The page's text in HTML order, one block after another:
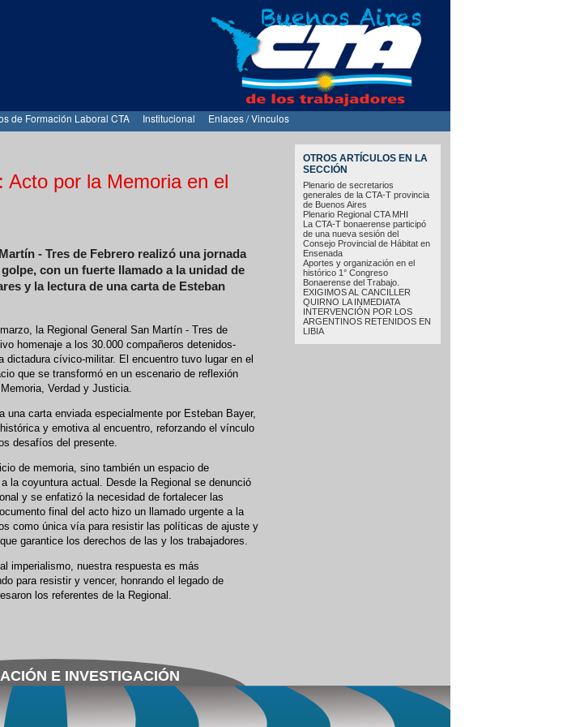
de Formación Laboral CTA Institucional Enlaces / Vinculos
OTROS ARTÍCULOS EN LA
SECCIÓN
Plenario de secretarios
generales de la CTA-T provincia
de Buenos Aires
Plenario Regional CTA MHI
La CTA-T bonaerense participó
de una nueva sesión del
Consejo Provincial de Hábitat en
Ensenada
Aportes y organización en el
histórico 1° Congreso
Bonaerense del Trabajo.
EXIGIMOS AL CANCILLER
QUIRNO LA INMEDIATA
INTERVENCIÓN POR LOS
ARGENTINOS RETENIDOS EN
LIBIA
Acto por la Memoria en el
- Tres de Febrero realizó una jornada
con un fuerte llamado a la unidad de
y la lectura de una carta de Esteban
la Regional General San Martín - Tres de
homenaje a los 30.000 compañeros detenidos-
dictadura cívico-militar. El encuentro tuvo lugar en el
que se transformó en un escenario de reflexión
Verdad y Justicia.
una carta enviada especialmente por Esteban Bayer,
y emotiva al encuentro, reforzando el vínculo
desafíos del presente.
de memoria, sino también un espacio de
la coyuntura actual. Desde la Regional se denunció
y se enfatizó la necesidad de fortalecer las
final del acto hizo un llamado urgente a la
como única vía para resistir las políticas de ajuste y
garantice los derechos de las y los trabajadores.
imperialismo, nuestra respuesta es más
para resistir y vencer, honrando el legado de
los referentes de la Regional.
E INVESTIGACIÓN